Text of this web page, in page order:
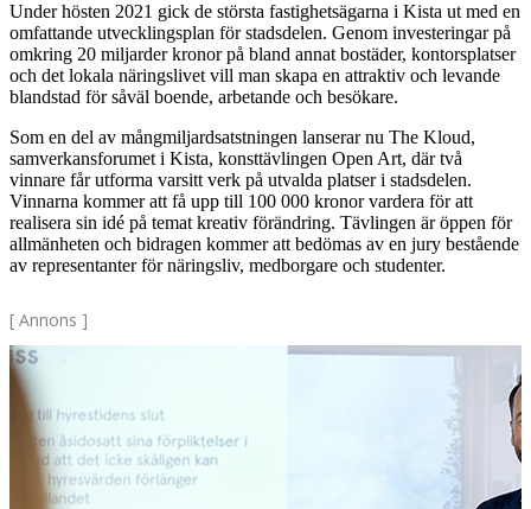
Under hösten 2021 gick de största fastighetsägarna i Kista ut med en
omfattande utvecklingsplan för stadsdelen. Genom investeringar på
omkring 20 miljarder kronor på bland annat bostäder, kontorsplatser
och det lokala näringslivet vill man skapa en attraktiv och levande
blandstad för såväl boende, arbetande och besökare.
Som en del av mångmiljardsatstningen lanserar nu The Kloud,
samverkansforumet i Kista, konsttävlingen Open Art, där två
vinnare får utforma varsitt verk på utvalda platser i stadsdelen.
Vinnarna kommer att få upp till 100 000 kronor vardera för att
realisera sin idé på temat kreativ förändring. Tävlingen är öppen för
allmänheten och bidragen kommer att bedömas av en jury bestående
av representanter för näringsliv, medborgare och studenter.
[ Annons ]